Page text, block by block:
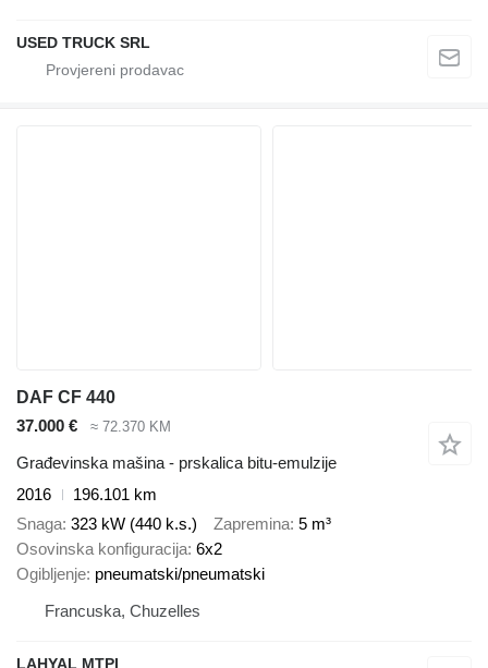
USED TRUCK SRL
DAF CF 440
37.000 €
≈ 72.370 KM
Građevinska mašina - prskalica bitu-emulzije
2016
196.101 km
Snaga 323 kW (440 k.s.) Zapremina 5 m³
Osovinska konfiguracija 6x2
Ogibljenje pneumatski/pneumatski
Francuska, Chuzelles
LAHYAL MTPI